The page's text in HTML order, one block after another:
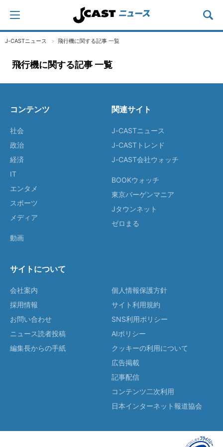
J-CASTニュース 飛行機に関する記事 一覧
飛行機に関する記事 一覧
コンテンツ
社会
政治
経済
IT
エンタメ
スポーツ
メディア
動画
関連サイト
J-CASTニュース
J-CASTトレンド
J-CAST会社ウォッチ
BOOKウォッチ
東京バーゲンマニア
Jタウンネット
ゼロまる
サイトについて
会社案内
採用情報
お問い合わせ
ニュース読者投稿
編集長からの手紙
個人情報保護方針
サイト利用規約
SNS利用ポリシー
AIポリシー
クッキーの利用について
広告掲載
記事配信
コンテンツ二次利用
日本インターネット報道協会